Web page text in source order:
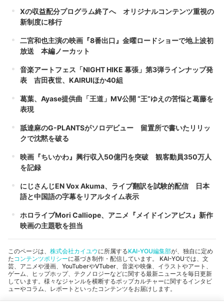
Xの収益配分プログラム終了へ オリジナルコンテンツ重視の
新制度に移行
二宮和也主演の映画『8番出口』金曜ロードショーで地上波初
放送 本編ノーカット
音楽アートフェス「NIGHT HIKE 幕張」第3弾ラインナップ発
表 吉田夜世、KAIRUIほか40組
葛葉、Ayase提供曲「王道」MV公開 “王”ゆえの苦悩と葛藤を
表現
舐達麻のG-PLANTSがソロデビュー 留置所で書いたリリッ
クで沈黙を破る
映画『ちいかわ』興行収入50億円を突破 観客動員350万人
を記録
にじさんじEN Vox Akuma、ライブ翻訳を試験的配信 日本
語と中国語の字幕をリアルタイム表示
ホロライブMori Calliope、アニメ『メイドインアビス』新作
映画の主題歌を担当
このページは、 株式会社カイユウに所属するKAI-YOU編集部が、独自に定め
た コンテンツポリシーに基づき制作・配信しています。 KAI-YOUでは、文
芸、アニメや漫画、YouTuberやVTuber、音楽や映像、イラストやアート、
ゲーム、ヒップホップ、テクノロジーなどに関する最新ニュースを毎日更新
しています。様々なジャンルを横断するポップカルチャーに関するインタビ
ューやコラム、レポートといったコンテンツをお届けします。